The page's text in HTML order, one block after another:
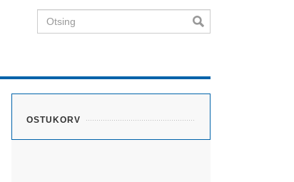
Otsing
OSTUKORV